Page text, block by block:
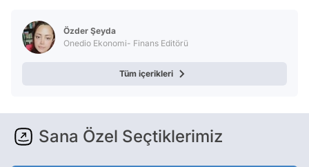
Özder Şeyda
Onedio Ekonomi- Finans Editörü
Tüm içerikleri
Sana Özel Seçtiklerimiz